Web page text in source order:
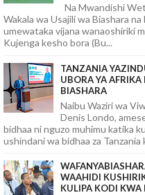
Na Mwandishi
Wakala wa Usajili wa Biashara na
umewataka vijana wanaoshiriki
Kujenga kesho bora (Bu...
TANZANIA
UBORA YA
BIASHARA
Naibu Waziri wa
Denis Londo,
bidhaa ni nguzo muhimu katika
ushindani wa bidhaa za Tanzania
WAAHIDI
KULIPA KODI KWA